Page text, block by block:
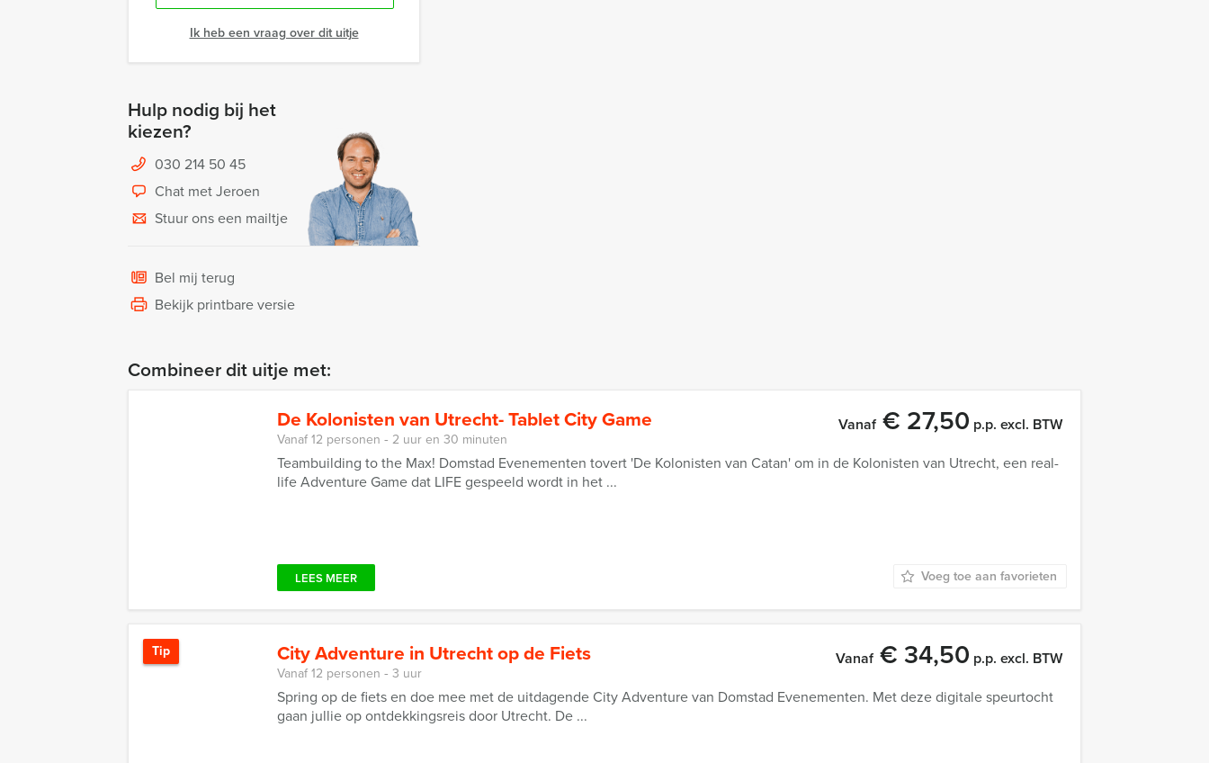
Ik heb een vraag over dit uitje
Hulp nodig bij het
kiezen?
030 214 50 45
Chat met Jeroen
Stuur ons een mailtje
Bel mij terug
Bekijk printbare versie
Combineer dit uitje met:
De Kolonisten van Utrecht- Tablet City Game
Vanaf€ 27,50 p.p. excl. BTW
Vanaf 12 personen ‐ 2 uur en 30 minuten
Teambuilding to the Max! Domstad Evenementen tovert 'De Kolonisten van Catan' om in de Kolonisten van Utrecht, een real-
life Adventure Game dat LIFE gespeeld wordt in het ...
LEES MEER Voeg toe aan favorieten
City Adventure in Utrecht op de Fiets
Tip Vanaf€ 34,50 p.p. excl. BTW
Vanaf 12 personen ‐ 3 uur
Spring op de fiets en doe mee met de uitdagende City Adventure van Domstad Evenementen. Met deze digitale speurtocht
gaan jullie op ontdekkingsreis door Utrecht. De ...